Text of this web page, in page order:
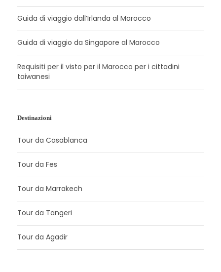
Guida di viaggio dall’Irlanda al Marocco
Guida di viaggio da Singapore al Marocco
Requisiti per il visto per il Marocco per i cittadini
taiwanesi
Destinazioni
Tour da Casablanca
Tour da Fes
Tour da Marrakech
Tour da Tangeri
Tour da Agadir